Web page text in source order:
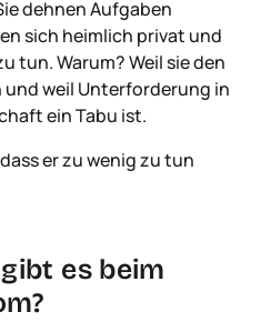
dehnen Aufgaben
sich heimlich privat und
tun. Warum? Weil sie den
weil Unterforderung in
ein Tabu ist.
er zu wenig zu tun
es beim